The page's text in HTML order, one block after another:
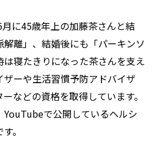
に45歳年上の加藤茶さんと結
離」、結婚後にも「パーキンソ
寝たきりになった茶さんを支え
ーや生活習慣予防アドバイザ
などの資格を取得しています。
YouTubeで公開しているヘルシ
。